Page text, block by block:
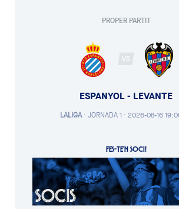
PROPER PARTIT
VS
ESPANYOL - LEVANTE
LALIGA· JORNADA 1 · 2026-08-16
FES-TE'N SOCI!